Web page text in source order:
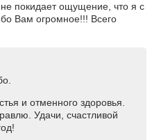
покидает ощущение, что я с
Вам огромное!!! Всего
и отменного здоровья.
Удачи, счастливой